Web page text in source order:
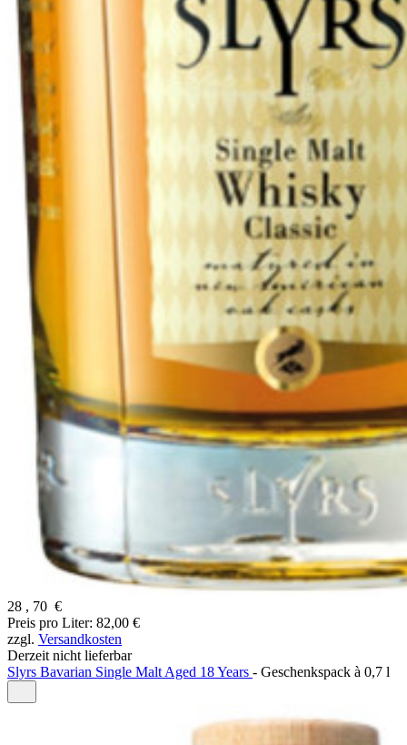
28 , 70 €
Preis pro Liter: 82,00 €
zzgl. Versandkosten
Derzeit nicht lieferbar
Slyrs Bavarian Single Malt Aged 18 Years - Geschenkspack à 0,7 l